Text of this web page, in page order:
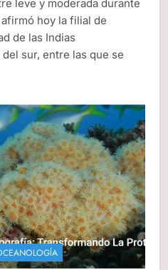
leve y moderada durante
hoy la filial de
de las Indias
sur, entre las que se